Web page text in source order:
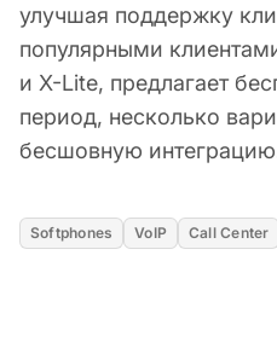
улучшая поддержку
популярными
и X-Lite, предлагает
период, несколько
бесшовную
Softphones VoIP Call Center